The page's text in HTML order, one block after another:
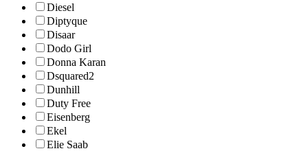
Diesel
Diptyque
Disaar
Dodo Girl
Donna Karan
Dsquared2
Dunhill
Duty Free
Eisenberg
Ekel
Elie Saab